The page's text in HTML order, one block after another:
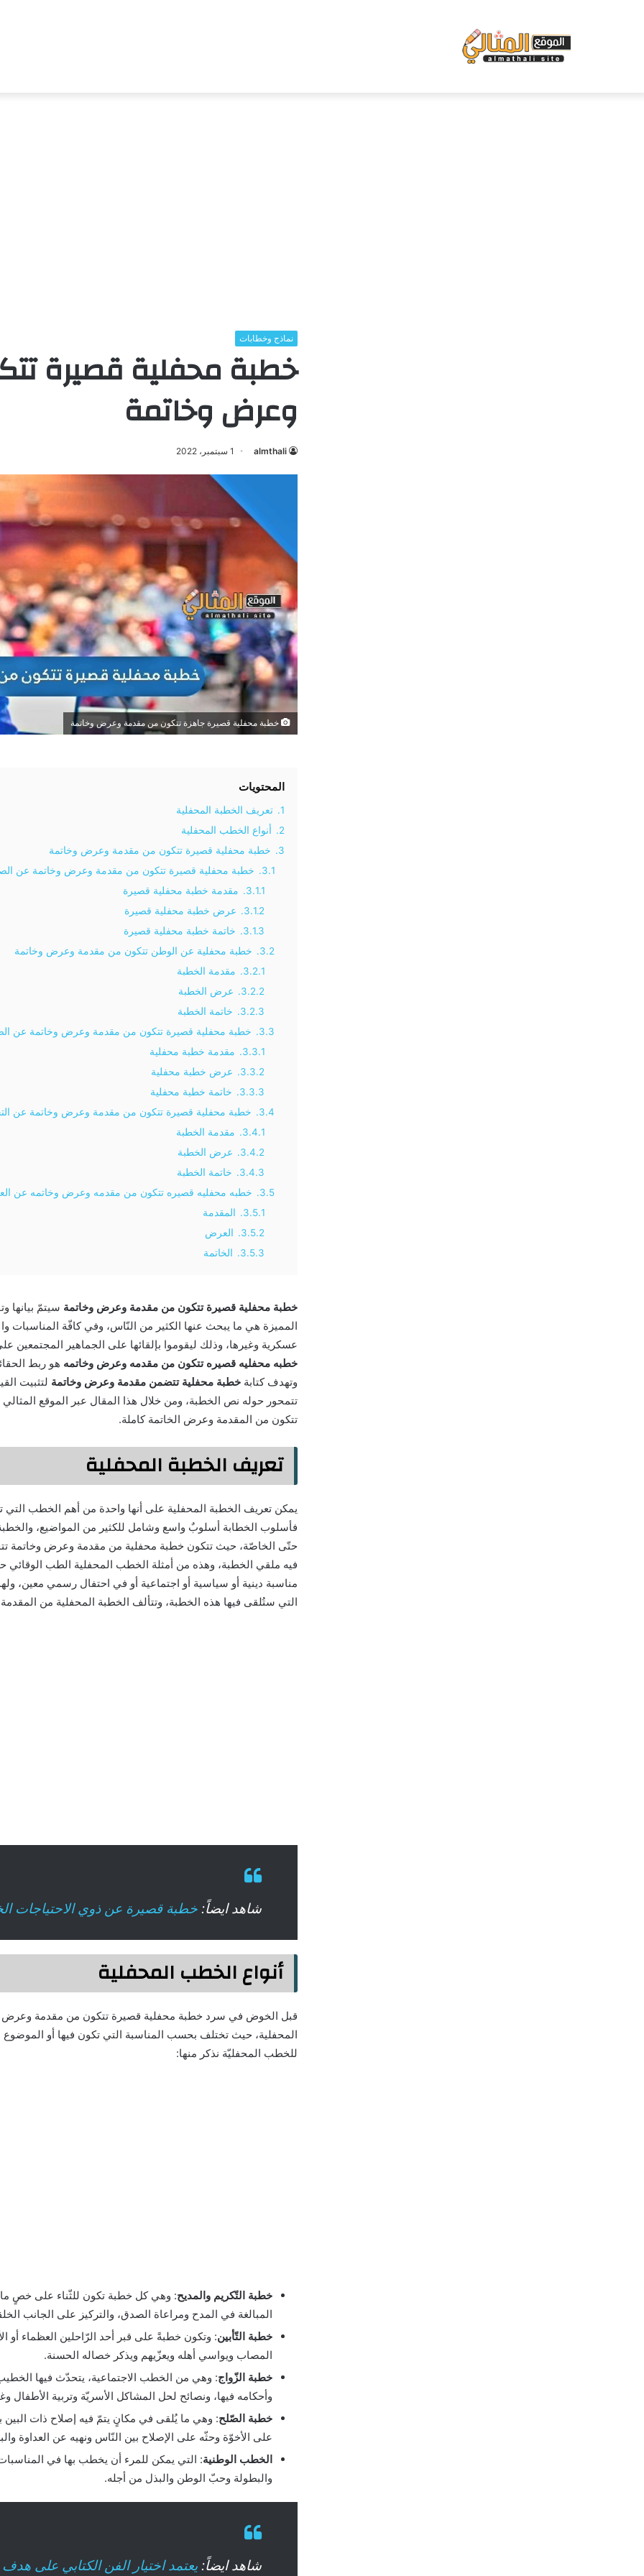
نماذج وخطابات
خطبة محفلية قصيرة
وعرض وخاتمة
almthali 1 سبتمبر، 2022
خطبة محفلية قصيرة جاهزة تتكون من مقدمة وعرض وخاتمة
المحتويات
1.
تعريف الخطبة المحفلية
2.
أنواع الخطب المحفلية
3.
خطبة محفلية قصيرة تتكون من مقدمة وعرض وخاتمة
3.1.
خطبة محفلية قصيرة تتكون من مقدمة وعرض وخاتمة عن
3.1.1.
مقدمة خطبة محفلية قصيرة
3.1.2.
عرض خطبة محفلية قصيرة
3.1.3.
خاتمة خطبة محفلية قصيرة
3.2.
خطبة محفلية عن الوطن تتكون من مقدمة وعرض وخاتمة
3.2.1.
مقدمة الخطبة
3.2.2.
عرض الخطبة
3.2.3.
خاتمة الخطبة
3.3.
خطبة محفلية قصيرة تتكون من مقدمة وعرض وخاتمة عن
3.3.1.
مقدمة خطبة محفلية
3.3.2.
عرض خطبة محفلية
3.3.3.
خاتمة خطبة محفلية
3.4.
خطبة محفلية قصيرة تتكون من مقدمة وعرض وخاتمة عن
3.4.1.
مقدمة الخطبة
3.4.2.
عرض الخطبة
3.4.3.
خاتمة الخطبة
3.5.
خطبه محفليه قصيره تتكون من مقدمه وعرض وخاتمه عن
3.5.1.
المقدمة
3.5.2.
العرض
3.5.3.
الخاتمة
خطبة محفلية قصيرة تتكون من مقدمة وعرض وخاتمة سيتمّ بيانها
المميزة هي ما يبحث عنها الكثير من النّاس، وفي كافّة المناسبات
عسكرية وغيرها، وذلك ليقوموا بإلقائها على الجماهير المجتمعين
خطبه محفليه قصيره تتكون من مقدمه وعرض وخاتمه هو ربط
وتهدف كتابة خطبة محفلية تتضمن مقدمة وعرض وخاتمة لتثبيت
تتمحور حوله نص الخطبة، ومن خلال هذا المقال عبر الموقع
تتكون من المقدمة وعرض الخاتمة كاملة.
تعريف الخطبة المحفلية
يمكن تعريف الخطبة المحفلية على أنها واحدة من أهم الخطب التي
فأسلوب الخطابة أسلوبٌ واسع وشامل للكثير من المواضيع،
حتّى الخاصّة، حيث تتكون خطبة محفلية من مقدمة وعرض وخاتمة
فيه ملقي الخطبة، وهذه من أمثلة الخطب المحفلية الطب الوقائي
مناسبة دينية أو سياسية أو اجتماعية أو في احتفال رسمي معين،
التي ستُلقى فيها هذه الخطبة، وتتألف الخطبة المحفلية من
شاهد ايضاً: خطبة قصيرة عن ذوي الاحتياجات
أنواع الخطب المحفلية
قبل الخوض في سرد خطبة محفلية قصيرة تتكون من مقدمة وعرض
المحفلية، حيث تختلف بحسب المناسبة التي تكون فيها أو
للخطب المحفليّة نذكر منها:
خطبة التّكريم والمديح: وهي كل خطبة تكون للثّناء على خصٍ
المبالغة في المدح ومراعاة الصدق، والتركيز على الجانب
خطبة التّأبين: وتكون خطبةً على قبر أحد الرّاحلين العظماء أو
المصاب ويواسي أهله ويعزّيهم ويذكر خصاله الحسنة.
خطبة الزّواج: وهي من الخطب الاجتماعية، يتحدّث فيها
وأحكامه فيها، ونصائح لحل المشاكل الأسريّة وتربية الأطفال
خطبة الصّلح: وهي ما يُلقى في مكانٍ يتمّ فيه إصلاح ذات
على الأخوّة وحثّه على الإصلاح بين النّاس ونهيه عن العداوة
الخطب الوطنية: التي يمكن للمرء أن يخطب بها في
والبطولة وحبّ الوطن والبذل من أجله.
شاهد ايضاً: يعتمد اختيار الفن الكتابي على